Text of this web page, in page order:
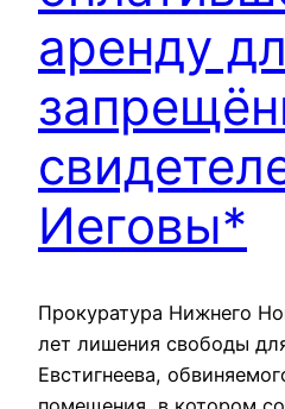
аренду
Иеговы*
Прокуратура Нижнего
лет лишения свободы
Евстигнеева,